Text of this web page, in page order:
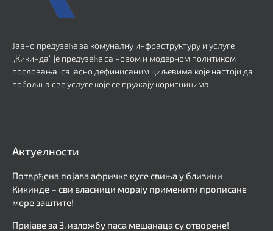
Јавно предузеће за комуналну инфраструктуру и услуге
„Кикинда“ је предузеће са новом и модерном политиком
пословања, са јасно дефинисаним циљевима које настоји да
побољша све услуге које се пружају корисницима.
Актуелности
Потврђена појава афричке куге свиња у близини
Кикинде – сви власници морају применити прописане
мере заштите!
Пријаве за 3. изложбу паса мешанаца су отворене!